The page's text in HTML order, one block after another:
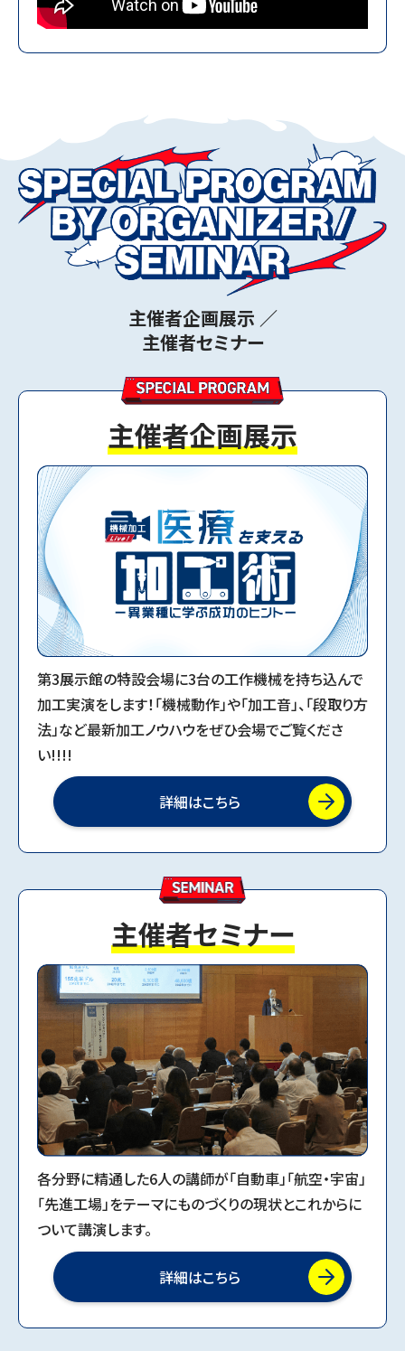
キッチンカーコーディネート事業者募集を締め切り
2024.11.29
中小・スタートアップゾーン出展申込受付終了につい
て
2024.11.14
出展申込受付終了について
【プレスリリース】出展募集開始について
【お知らせ】出展申込の受付を開始しました。
MECT2025公式ウェブサイトを公開しました。
主催者企画展示 ／
主催者セミナー
主催者企画展示
第3展示館の特設会場に3台の工作機械を持ち込んで
加工実演をします！「機械動作」や「加工音」、「段取り方
法」など最新加工ノウハウをぜひ会場でご覧くださ
い!!!!
詳細はこちら
主催者セミナー
各分野に精通した6人の講師が「自動車」「航空・宇宙」
「先進工場」をテーマにものづくりの現状とこれからに
ついて講演します。
詳細はこちら